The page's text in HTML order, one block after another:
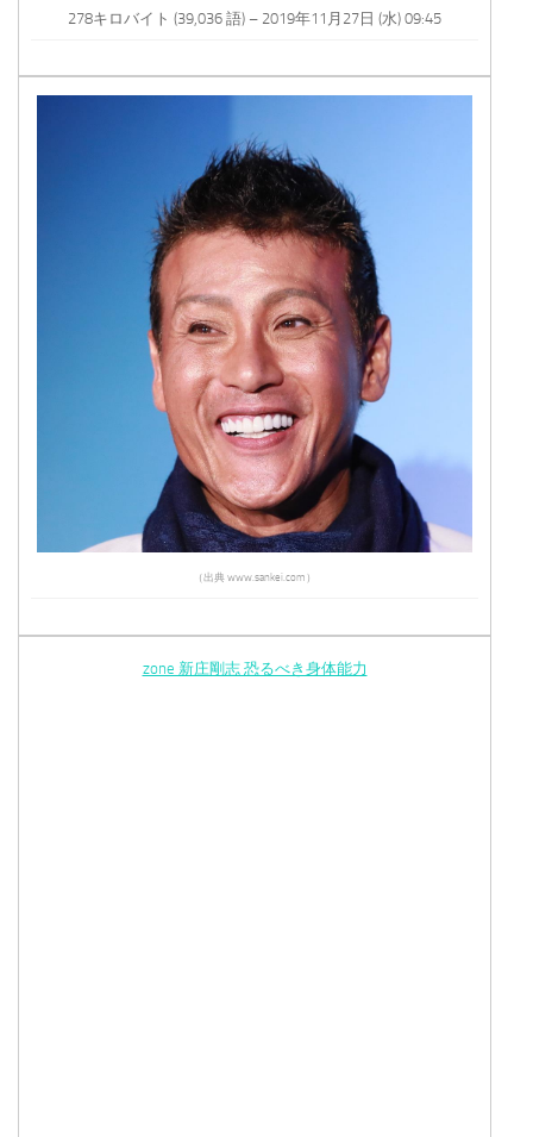
278キロバイト (39,036 語) – 2019年11月27日 (水) 09:45
（出典 www.sankei.com）
zone 新庄剛志 恐るべき身体能力